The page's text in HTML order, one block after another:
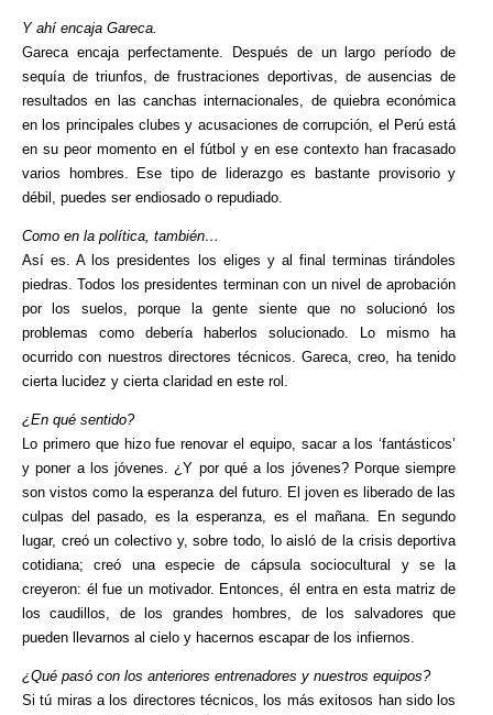
Y ahí encaja Gareca.
Gareca encaja perfectamente. Después de un largo período de
sequía de triunfos, de frustraciones deportivas, de ausencias de
resultados en las canchas internacionales, de quiebra económica
en los principales clubes y acusaciones de corrupción, el Perú está
en su peor momento en el fútbol y en ese contexto han fracasado
varios hombres. Ese tipo de liderazgo es bastante provisorio y
débil, puedes ser endiosado o repudiado.
Como en la política, también…
Así es. A los presidentes los eliges y al final terminas tirándoles
piedras. Todos los presidentes terminan con un nivel de aprobación
por los suelos, porque la gente siente que no solucionó los
problemas como debería haberlos solucionado. Lo mismo ha
ocurrido con nuestros directores técnicos. Gareca, creo, ha tenido
cierta lucidez y cierta claridad en este rol.
¿En qué sentido?
Lo primero que hizo fue renovar el equipo, sacar a los ‘fantásticos’
y poner a los jóvenes. ¿Y por qué a los jóvenes? Porque siempre
son vistos como la esperanza del futuro. El joven es liberado de las
culpas del pasado, es la esperanza, es el mañana. En segundo
lugar, creó un colectivo y, sobre todo, lo aisló de la crisis deportiva
cotidiana; creó una especie de cápsula sociocultural y se la
creyeron: él fue un motivador. Entonces, él entra en esta matriz de
los caudillos, de los grandes hombres, de los salvadores que
pueden llevarnos al cielo y hacernos escapar de los infiernos.
¿Qué pasó con los anteriores entrenadores y nuestros equipos?
Si tú miras a los directores técnicos, los más exitosos han sido los